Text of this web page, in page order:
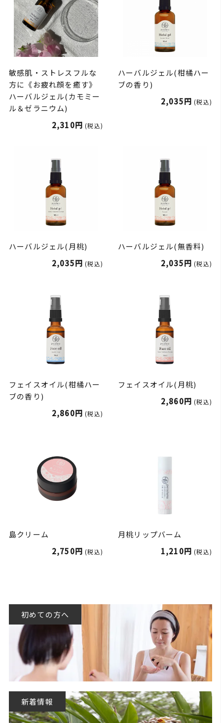
敏感肌・ストレスフルな
方に《お疲れ顔を癒す》
ハーバルジェル(カモミー
ル＆ゼラニウム)
2,310円 (税込)
ハーバルジェル(柑橘ハー
ブの香り)
2,035円 (税込)
ハーバルジェル(月桃)
2,035円 (税込)
ハーバルジェル(無香料)
2,035円 (税込)
フェイスオイル(柑橘ハー
ブの香り)
2,860円 (税込)
フェイスオイル(月桃)
2,860円 (税込)
島クリーム
2,750円 (税込)
月桃リップバーム
1,210円 (税込)
初めての方へ
新着情報